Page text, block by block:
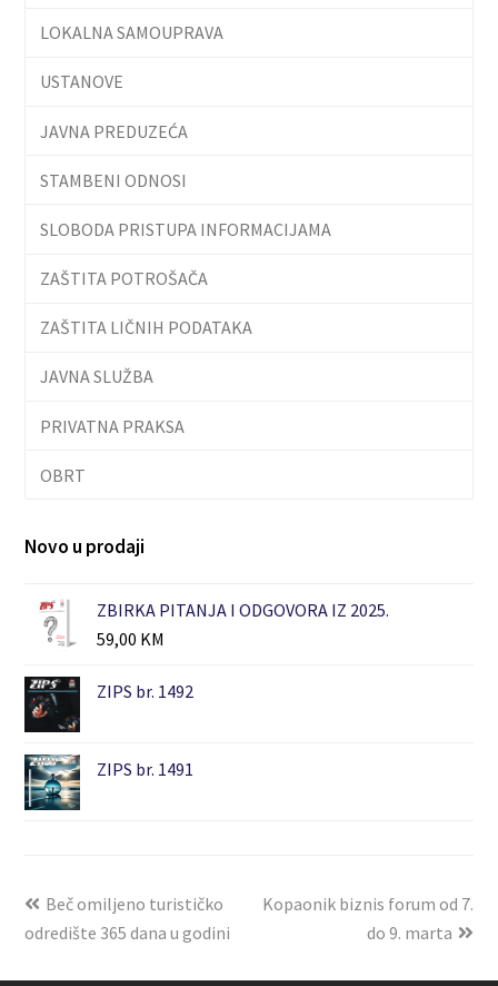
LOKALNA SAMOUPRAVA
USTANOVE
JAVNA PREDUZEĆA
STAMBENI ODNOSI
SLOBODA PRISTUPA INFORMACIJAMA
ZAŠTITA POTROŠAČA
ZAŠTITA LIČNIH PODATAKA
JAVNA SLUŽBA
PRIVATNA PRAKSA
OBRT
Novo u prodaji
ZBIRKA PITANJA I ODGOVORA IZ 2025.
59,00 KM
ZIPS br. 1492
ZIPS br. 1491
Beč omiljeno turističko
odredište 365 dana u godini
Kopaonik biznis forum od 7.
do 9. marta